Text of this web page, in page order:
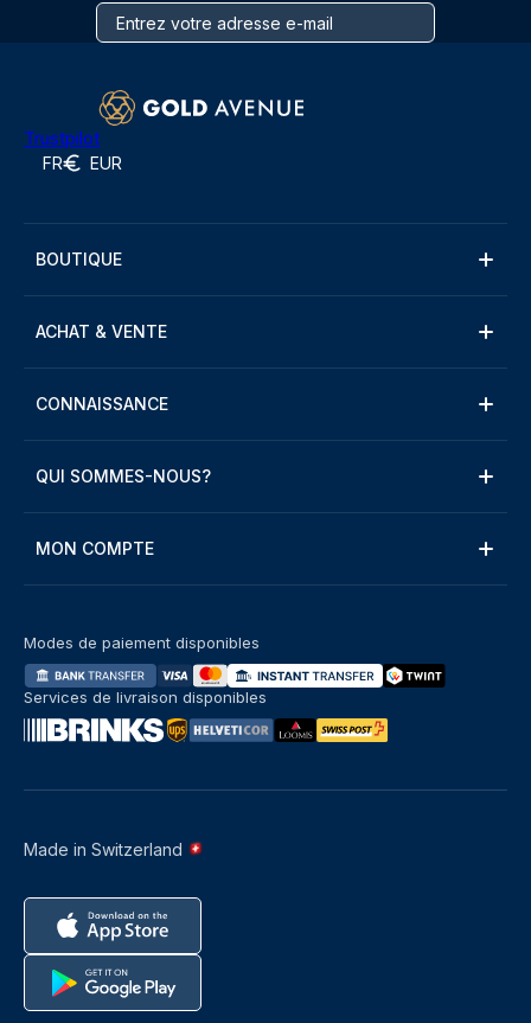
Trustpilot
FR EUR
BOUTIQUE
ACHAT & VENTE
CONNAISSANCE
QUI SOMMES-NOUS?
MON COMPTE
Made in Switzerland
Modes de paiement disponibles
Services de livraison disponibles